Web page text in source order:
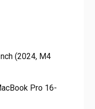
Pro 16-